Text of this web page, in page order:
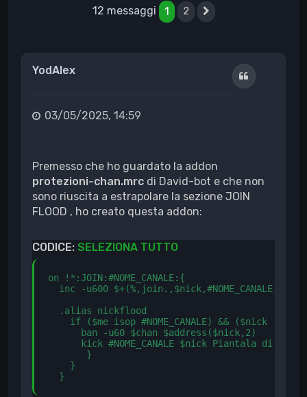
12 messaggi 1 2
YodAlex Cita
03/05/2025, 14:59
Premesso che ho guardato la addon
protezioni-chan.mrc di David-bot e che non
sono riuscita a estrapolare la sezione JOIN
FLOOD , ho creato questa addon:
CODICE:SELEZIONA TUTTO
on !*:JOIN:#NOME_CANALE:{
inc -u600 $+(%,join.,$nick,#NOME_CANALE) /
  .alias nickflood
if ($me isop #NOME_CANALE) && ($nick
      ban -u60 $chan $address($nick,2)
kick #NOME_CANALE $nick Piantala di
       }
    }
  }